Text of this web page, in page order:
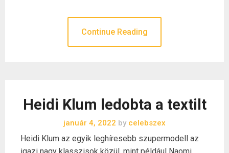
Continue Reading
Heidi Klum ledobta a textilt
január 4, 2022 by celebszex
Heidi Klum az egyik leghíresebb szupermodell az